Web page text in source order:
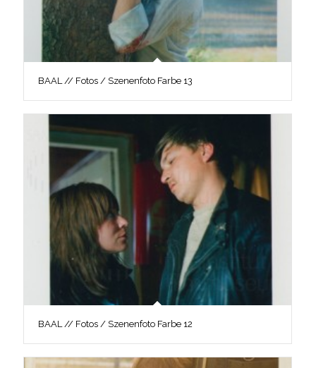
BAAL // Fotos / Szenenfoto Farbe 13
BAAL // Fotos / Szenenfoto Farbe 12